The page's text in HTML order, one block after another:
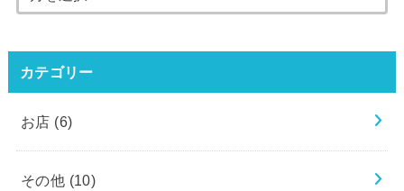
カテゴリー
お店 (6)
その他 (10)